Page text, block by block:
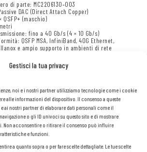
Gestisci la tua privacy
noi e i nostri partner utilizziamo tecnologie come i cookie
alle informazioni del dispositivo. Il consenso a queste
ai nostri partner di elaborare dati personali come il
o gli ID univoci su questo sito e di mostrare
Non acconsentire o ritirare il consenso può influire
e funzioni.
a quanto sopra o per fare scelte dettagliate. Le tue scelte
di parte: MC2206130‑003
DAC (Direct Attach Copper)
QSFP+ (maschio)
fino a 40 Gb/s (4 × 10 Gb/s)
QSFP MSA, InfiniBand, 40G Ethernet,
e ampio supporto in ambienti di rete